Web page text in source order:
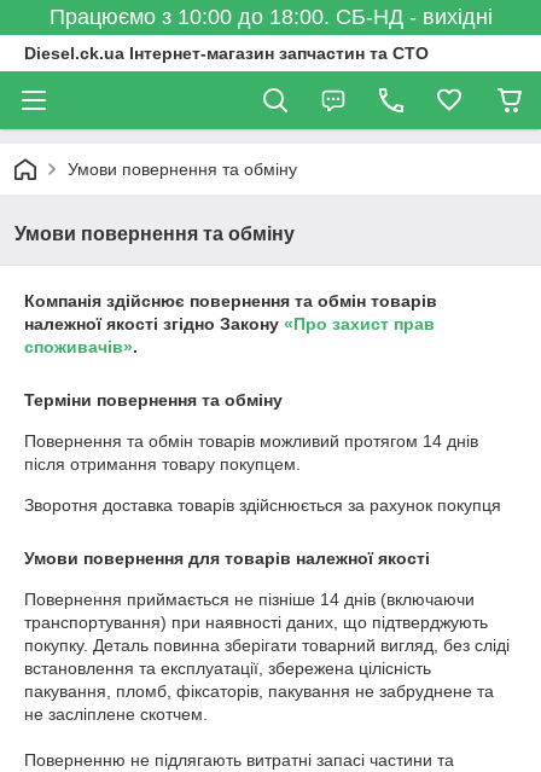
Працюємо з 10:00 до 18:00. СБ-НД - вихідні
Diesel.ck.ua Інтернет-магазин запчастин та СТО
Умови повернення та обміну
Умови повернення та обміну
Компанія здійснює повернення та обмін товарів
належної якості згідно Закону «Про захист прав
споживачів».
Терміни повернення та обміну
Повернення та обмін товарів можливий протягом 14 днів
після отримання товару покупцем.
Зворотня доставка товарів здійснюється за рахунок покупця
Умови повернення для товарів належної якості
Повернення приймається не пізніше 14 днів (включаючи
транспортування) при наявності даних, що підтверджують
покупку. Деталь повинна зберігати товарний вигляд, без сліді
встановлення та експлуатації, збережена цілісність
пакування, пломб, фіксаторів, пакування не забруднене та
не засліплене скотчем.
Поверненню не підлягають витратні запасі частини та